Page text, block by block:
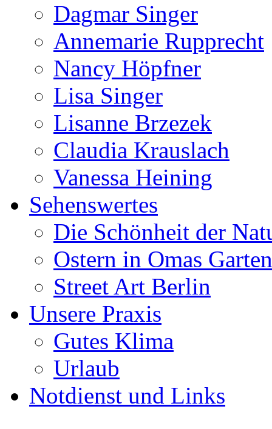
Dagmar Singer
Annemarie Rupprecht
Nancy Höpfner
Lisa Singer
Lisanne Brzezek
Claudia Krauslach
Vanessa Heining
Sehenswertes
Die Schönheit der
Ostern in Omas Garten
Street Art Berlin
Unsere Praxis
Gutes Klima
Urlaub
Notdienst und Links